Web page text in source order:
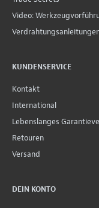
Video:
KUNDENSERVICE
Kontakt
International
Lebenslanges
Retouren
Versand
DEIN KONTO